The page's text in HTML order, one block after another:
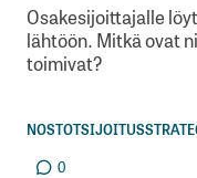
Osakesijoittajalle
lähtöön. Mitkä ovat
toimivat?
NOSTOT
0